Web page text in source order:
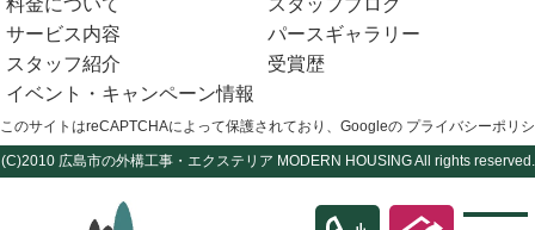
料金について
サービス内容
スタッフ紹介
イベント・キャンペーン情報
スタッフブログ
パースギャラリー
受賞歴
このサイトはreCAPTCHAによって保護されており、Googleの プライバシーポリ
(C)2010 広島市の外構工事・エクステリア MODERN HOUSING All rights reserved.